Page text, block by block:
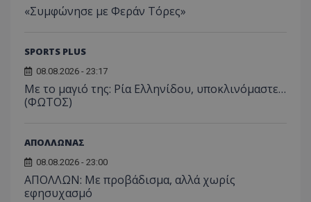
«Συμφώνησε με Φεράν Τόρες»
SPORTS PLUS
08.08.2026 - 23:17
Με το μαγιό της: Ρία Ελληνίδου, υποκλινόμαστε…
(ΦΩΤΟΣ)
ΑΠΟΛΛΩΝΑΣ
08.08.2026 - 23:00
ΑΠΟΛΛΩΝ: Με προβάδισμα, αλλά χωρίς
εφησυχασμό